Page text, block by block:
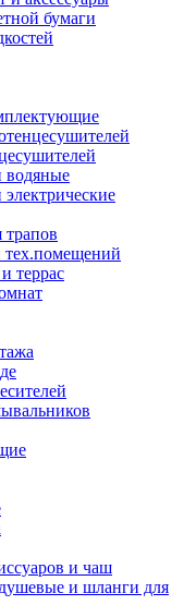
бумаги
водяные
тех.помещений
террас
и чаш
и шланги для